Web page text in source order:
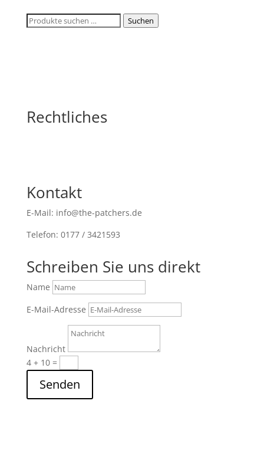
Suchen
Suchen
Rechtliches
Kontakt
E-Mail: info@the-patchers.de
Telefon: 0177 / 3421593
Schreiben Sie uns direkt
Name
E-Mail-Adresse
Nachricht
4 + 10=
Senden